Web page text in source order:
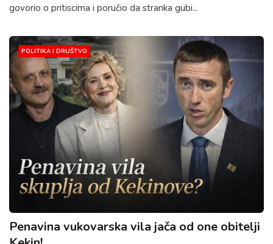
govorio o pritiscima i poručio da stranka gubi...
POLITIKA I DRUŠTVO
Penavina vukovarska vila jača od one obitelji